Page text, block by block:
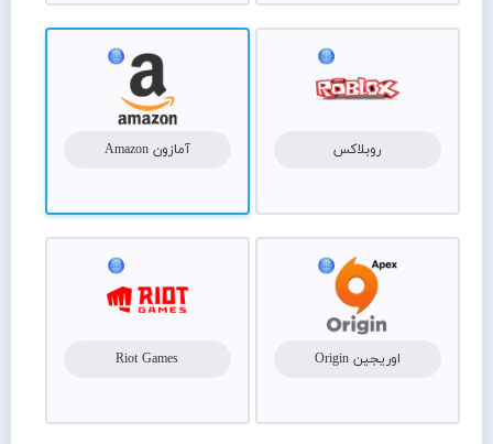
روبلاکس آمازون Amazon
اوریجین Origin Riot Games